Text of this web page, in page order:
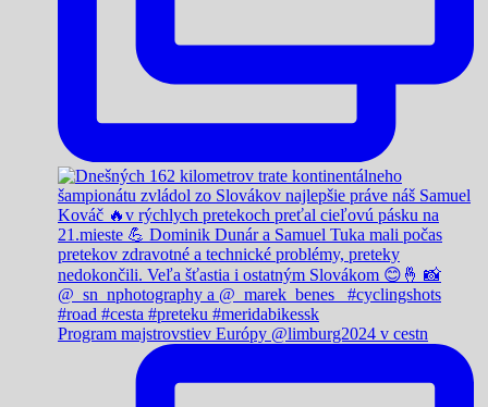
Program majstrovstiev Európy @limburg2024 v cestn